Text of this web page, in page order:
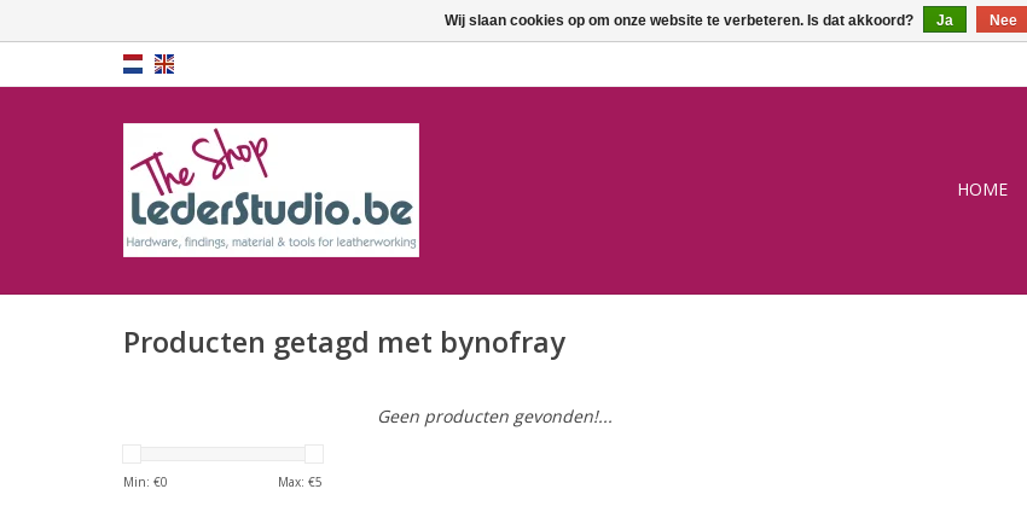
HOME
Producten getagd met bynofray
Min: €0 Max: €5
Geen producten gevonden!...
Wij slaan cookies op om onze website te verbeteren. Is dat akkoord? Ja Nee